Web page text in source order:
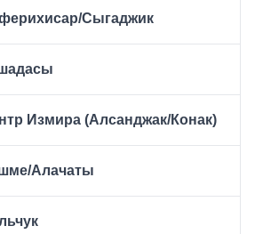
Сыгаджик
Измира (Алсанджак/Конак)
Алачаты